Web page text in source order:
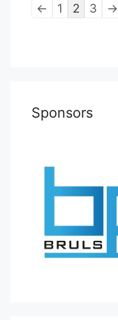
Lijstnavigatie
← 1 2 3 →
Sponsors